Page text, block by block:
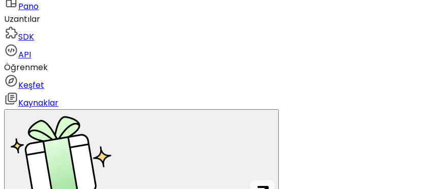
Pano
Uzantılar
SDK
API
Öğrenmek
Keşfet
Kaynaklar